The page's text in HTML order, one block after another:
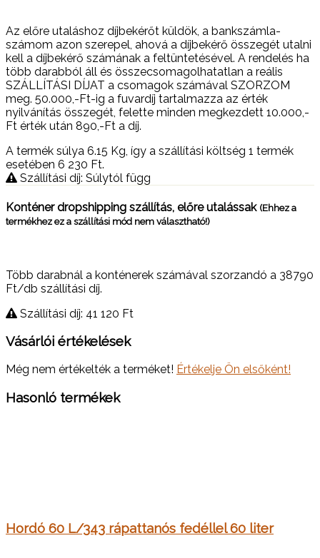
Az előre utaláshoz díjbekérőt küldök, a bankszámla-
számom azon szerepel, ahová a díjbekérő összegét utalni
kell a díjbekérő számának a feltüntetésével. A rendelés ha
több darabból áll és összecsomagolhatatlan a reális
SZÁLLÍTÁSI DÍJAT a csomagok számával SZORZOM
meg. 50.000,-Ft-ig a fuvardíj tartalmazza az érték
nyilvánítás összegét, felette minden megkezdett 10.000,-
Ft érték után 890,-Ft a díj.
A termék súlya 6.15 Kg, így a szállítási költség 1 termék
esetében 6 230 Ft.
Szállítási díj: Súlytól függ
Konténer dropshipping szállítás, előre utalássak (Ehhez a
termékhez ez a szállítási mód nem választható!)
Több darabnál a konténerek számával szorzandó a 38790
Ft/db szállítási díj.
Szállítási díj: 41 120 Ft
Vásárlói értékelések
Még nem értékelték a terméket! Értékelje Ön elsőként!
Hasonló termékek
Hordó 60 L/343 rápattanós fedéllel 60 liter